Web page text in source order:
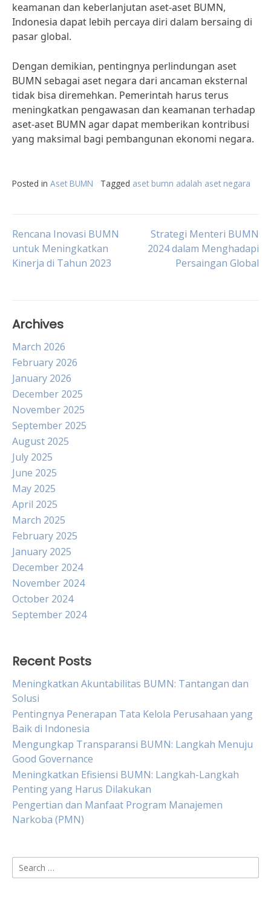
keamanan dan keberlanjutan aset-aset BUMN,
Indonesia dapat lebih percaya diri dalam bersaing di
pasar global.
Dengan demikian, pentingnya perlindungan aset
BUMN sebagai aset negara dari ancaman eksternal
tidak bisa diremehkan. Pemerintah harus terus
meningkatkan pengawasan dan keamanan terhadap
aset-aset BUMN agar dapat memberikan kontribusi
yang maksimal bagi pembangunan ekonomi negara.
Posted in Aset BUMN Tagged aset bumn adalah aset negara
Post
navigation
Rencana Inovasi BUMN
untuk Meningkatkan
Kinerja di Tahun 2023
Strategi Menteri BUMN
2024 dalam Menghadapi
Persaingan Global
Archives
March 2026
February 2026
January 2026
December 2025
November 2025
September 2025
August 2025
July 2025
June 2025
May 2025
April 2025
March 2025
February 2025
January 2025
December 2024
November 2024
October 2024
September 2024
Recent Posts
Meningkatkan Akuntabilitas BUMN: Tantangan dan
Solusi
Pentingnya Penerapan Tata Kelola Perusahaan yang
Baik di Indonesia
Mengungkap Transparansi BUMN: Langkah Menuju
Good Governance
Meningkatkan Efisiensi BUMN: Langkah-Langkah
Penting yang Harus Dilakukan
Pengertian dan Manfaat Program Manajemen
Narkoba (PMN)
Search
for: